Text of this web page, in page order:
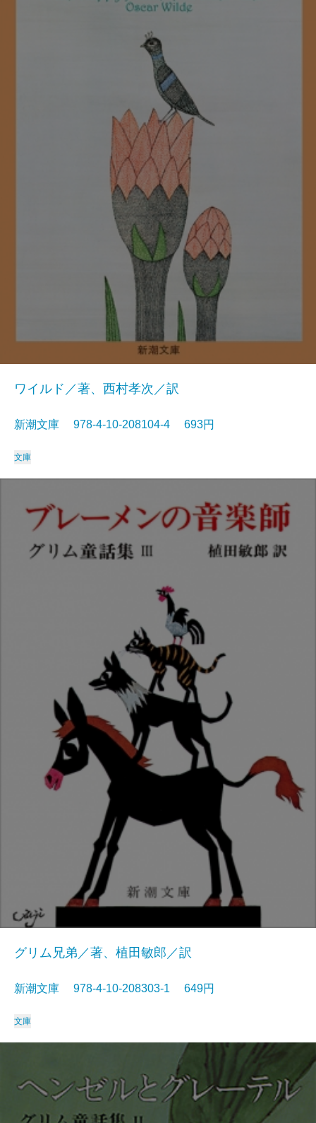
ワイルド／著、西村孝次／訳
新潮文庫 978-4-10-208104-4 693円
文庫
グリム兄弟／著、植田敏郎／訳
新潮文庫 978-4-10-208303-1 649円
文庫